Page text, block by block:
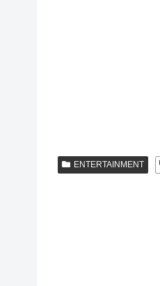
ENTERTAINMENT